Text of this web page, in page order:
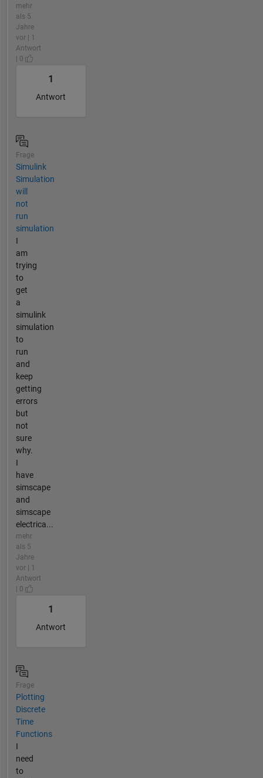
mehr
als 5
Jahre
vor | 1
Antwort
| 0
1
Antwort
Frage
Simulink
Simulation
will
not
run
simulation
I
am
trying
to
get
a
simulink
simulation
to
run
and
keep
getting
errors
but
not
sure
why.
I
have
simscape
and
simscape
electrica...
mehr
als 5
Jahre
vor | 1
Antwort
| 0
1
Antwort
Frage
Plotting
Discrete
Time
Functions
I
need
to